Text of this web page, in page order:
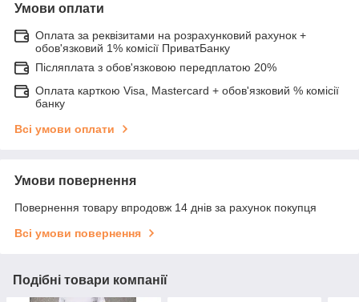
Умови оплати
Оплата за реквізитами на розрахунковий рахунок +
обов'язковий 1% комісії ПриватБанку
Післяплата з обов'язковою передплатою 20%
Оплата карткою Visa, Mastercard + обов'язковий % комісії
банку
Всі умови оплати
Умови повернення
Повернення товару впродовж 14 днів за рахунок покупця
Всі умови повернення
Подібні товари компанії